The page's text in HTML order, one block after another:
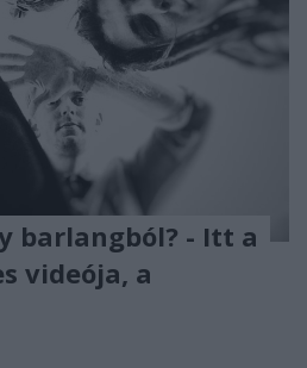
barlangból? - Itt a
videója, a